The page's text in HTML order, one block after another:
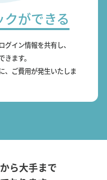
ができる
イン情報を共有し、
ます。
、ご費用が発生いたしま
ら大手まで